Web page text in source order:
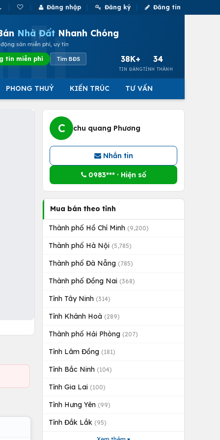
Đăng nhập Đăng ký Đăng tin
Nhà Đất Nhanh Chóng
sản miễn phí, uy tín
tin miễn phí Tìm BĐS 38K+
TIN ĐĂNG
34
TỈNH THÀNH
PHONG THUỶ KIẾN TRÚC TƯ VẤN
C chu quang Phương
Nhắn tin
0983*** · Hiện số
Mua bán theo tỉnh
Thành phố Hồ Chí Minh (9,200)
Thành phố Hà Nội (5,785)
Thành phố Đà Nẵng (785)
Thành phố Đồng Nai (368)
Tỉnh Tây Ninh (314)
Tỉnh Khánh Hoà (289)
Thành phố Hải Phòng (207)
Tỉnh Lâm Đồng (181)
Tỉnh Bắc Ninh (104)
Tỉnh Gia Lai (100)
Tỉnh Hưng Yên (99)
Tỉnh Đắk Lắk (95)